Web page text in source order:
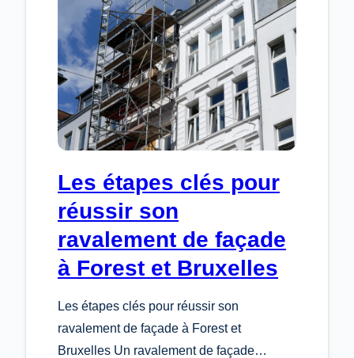
VOTRE
CONFORT
ACOUSTIQUE
?
Les étapes clés pour
réussir son
ravalement de façade
à Forest et Bruxelles
Les étapes clés pour réussir son
ravalement de façade à Forest et
Bruxelles Un ravalement de façade…